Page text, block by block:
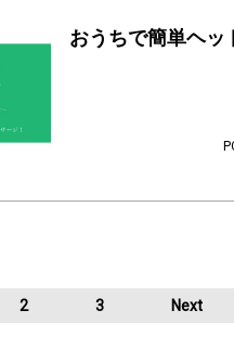
おうちで簡単ヘッ
2 3 Next